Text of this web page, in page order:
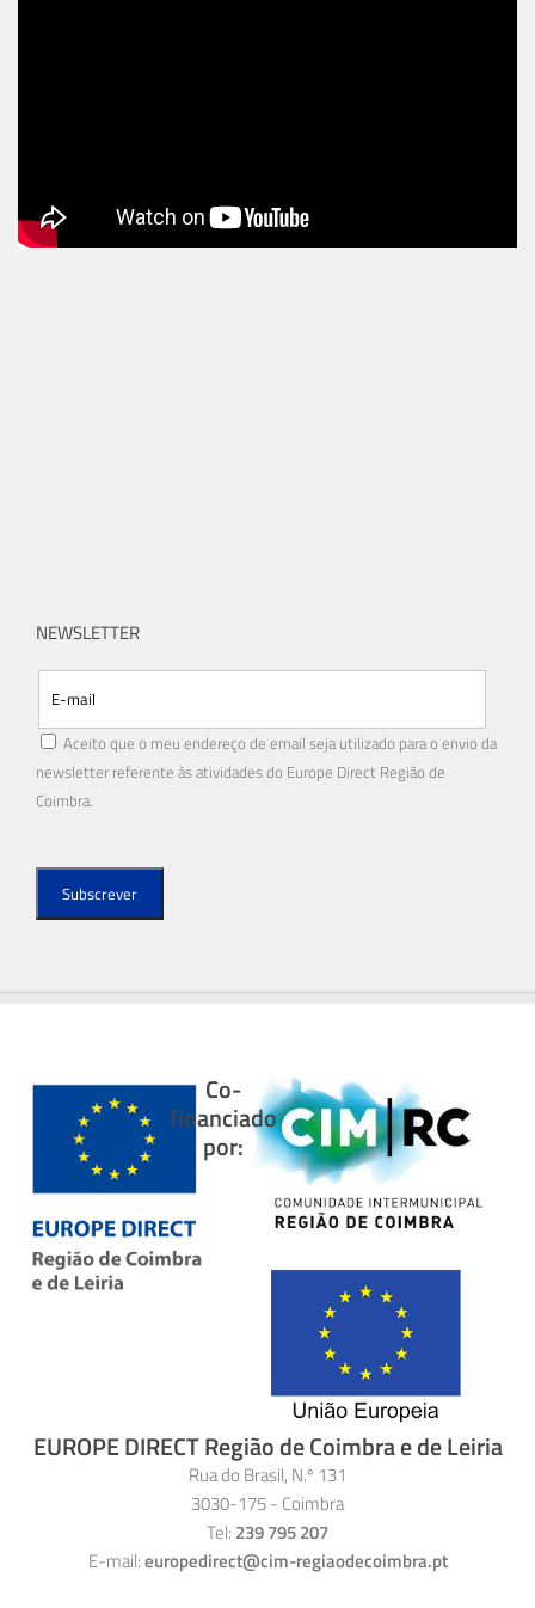
NEWSLETTER
Aceito que o meu endereço de email seja utilizado para o envio da
newsletter referente às atividades do Europe Direct Região de
Coimbra.
Co-
financiado
por:
EUROPE DIRECT Região de Coimbra e de Leiria
Rua do Brasil, N.º 131
3030-175 - Coimbra
Tel: 239 795 207
E-mail:europedirect@cim-regiaodecoimbra.pt